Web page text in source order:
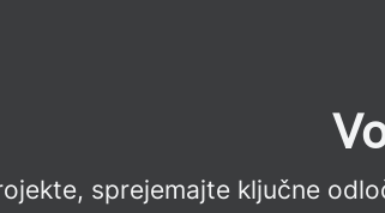
sprejemajte ključne